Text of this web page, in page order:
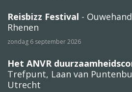
Reisbizz Festival -
Rhenen
zondag 6 september 2026
Het ANVR
Trefpunt, Laan van
Utrecht